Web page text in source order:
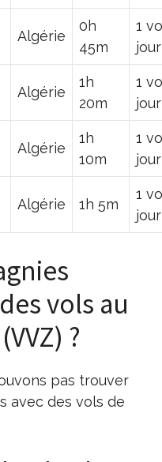
Algérie
0h
45m
1
jour
Algérie
1h
20m
1
jour
Algérie
1h
10m
1
jour
Algérie 1h 5m
1
jour
vols au
?
pas trouver
avec des vols de